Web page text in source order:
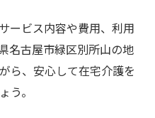
ービス内容や費用、利用
名古屋市緑区別所山の地
ら、安心して在宅介護を
う。